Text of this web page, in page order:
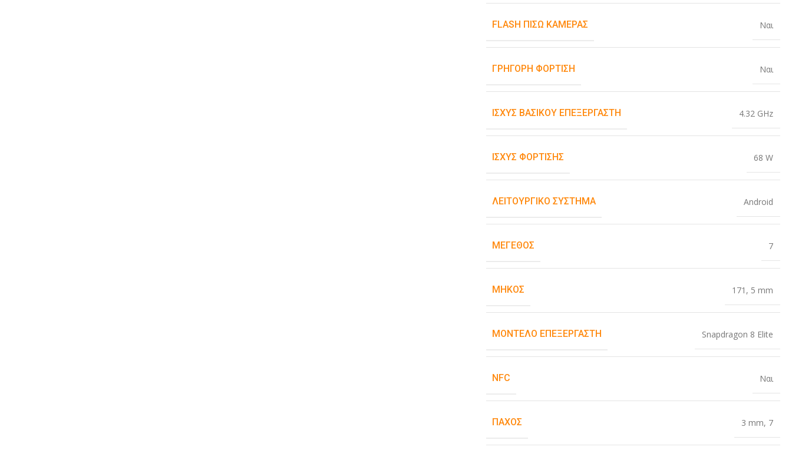
FLASH ΠΊΣΩ ΚΆΜΕΡΑΣ Ναι
ΓΡΉΓΟΡΗ ΦΌΡΤΙΣΗ Ναι
ΙΣΧΎΣ ΒΑΣΙΚΟΎ ΕΠΕΞΕΡΓΑΣΤΉ 4.32 GHz
ΙΣΧΎΣ ΦΌΡΤΙΣΗΣ 68 W
ΛΕΙΤΟΥΡΓΙΚΌ ΣΎΣΤΗΜΑ Android
ΜΈΓΕΘΟΣ 7
ΜΉΚΟΣ 171 , 5 mm
ΜΟΝΤΈΛΟ ΕΠΕΞΕΡΓΑΣΤΉ Snapdragon 8 Elite
NFC Ναι
ΠΆΧΟΣ 3 mm, 7